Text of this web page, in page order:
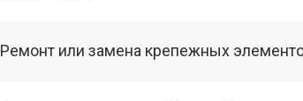
Ремонт или замена крепежных